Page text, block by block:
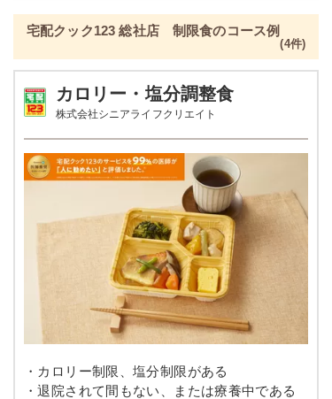
ブロッコリーのカニカマあんかけ
牛肉のオイスターソース
ポテトサラダ
オクラの胡麻和え
栄養素
エネルギー：685kcal、たんぱく質：24.6g、脂
質、19.8g、炭水化物：97.3g、ナトリウム：
※メニューの補足
ご飯セットの栄養素です。お弁当献立の一例と
その栄養価のため、実際にご提供可能なメニュ
ーではないのでご注意ください。
す。
朝食（パンセット）の栄養素例
カロリー 400〜480kcal前後
0.5g前後
タンパク質 9.0～11.0g
-
糖質 -
リン -
カリウム -
宅配クック123 総社店 制限食のコース例
(4件)
カロリー・塩分調整食
株式会社シニアライフクリエイト
・カロリー制限、塩分制限がある
・退院されて間もない、または療養中である